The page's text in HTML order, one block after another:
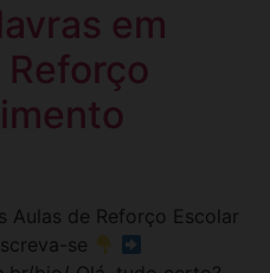
em
Aulas de Reforço Escolar
se